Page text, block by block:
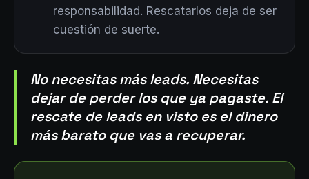
responsabilidad. Rescatarlos deja de ser
cuestión de suerte.
No necesitas más leads. Necesitas
dejar de perder los que ya pagaste. El
rescate de leads en visto es el dinero
más barato que vas a recuperar.